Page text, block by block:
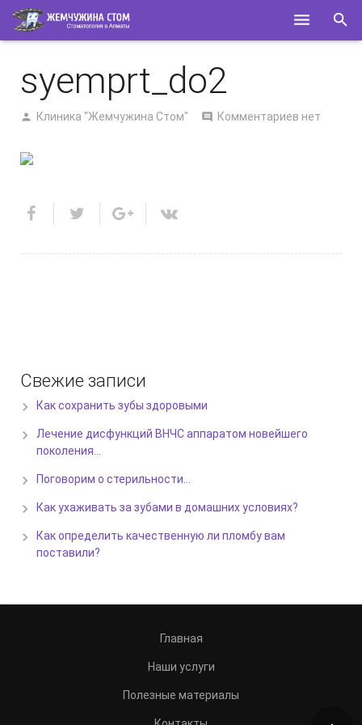
О НАС
КОНТАКТЫ
syemprt_do2
Клиника "Жемчужина Стом" Комментариев нет
Свежие записи
Как сохранить зубы здоровыми
Лечение дисфункций ВНЧС аппаратом новейшего
поколения…
Поговорим о стерильности…
Как ухаживать за зубами в домашних условиях?
Как определить качественную ли пломбу вам
поставили?
Главная
Наши услуги
Полезные материалы